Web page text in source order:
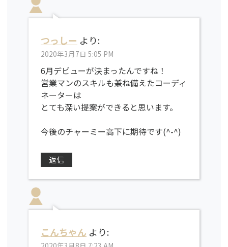
つっしー より:
2020年3月7日 5:05 PM
6月デビューが決まったんですね！
営業マンのスキルも兼ね備えたコーディ
ネーターは
とても深い提案ができると思います。
今後のチャーミー高下に期待です(^-^)
返信
こんちゃん より: